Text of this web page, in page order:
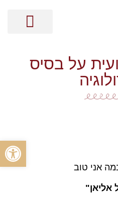
על בסיס
אני טוב
אליאן"
פתח